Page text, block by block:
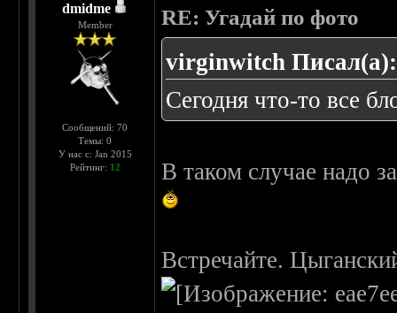
dmidme
Member
Сообщений: 70
Темы: 0
У нас с: Jan 2015
Рейтинг: 12
RE: Угадай по фото
virginwitch Писал(а):
Сегодня что-то все
В таком случае надо
Встречайте.